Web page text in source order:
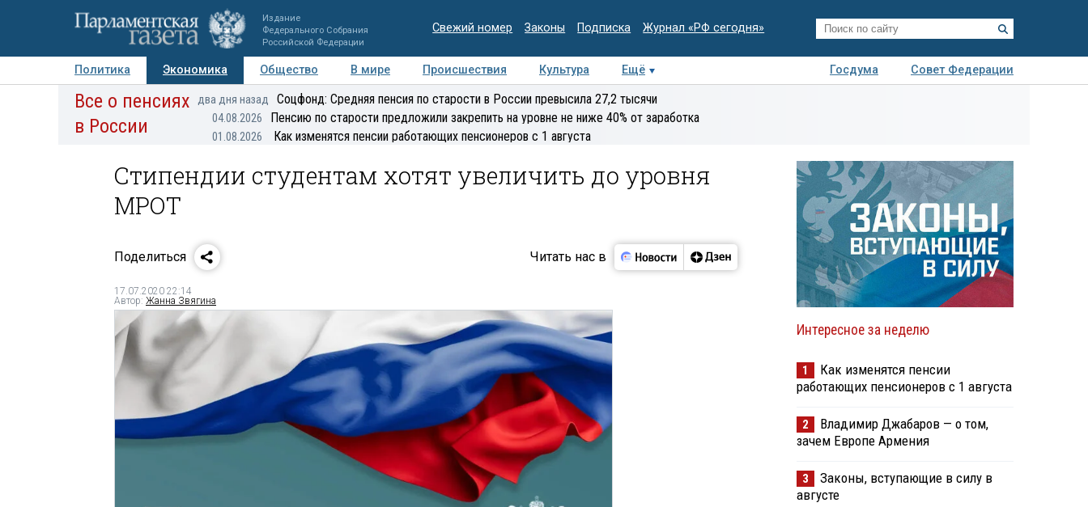
Издание
Федерального Собрания
Российской Федерации
Свежий номер Законы Подписка Журнал «РФ сегодня»
Политика Экономика Общество В мире Происшествия Культура Ещё Госдума
Совет Федерации
Авторы Персоны Мнения Регионы Медиацентр Интервью Колумнисты
Все о пенсиях
в России
два дня назад Соцфонд: Средняя пенсия по старости в России превысила 27,2 тысячи
04.08.2026 Пенсию по старости предложили закрепить на уровне не ниже 40% от заработка
01.08.2026 Как изменятся пенсии работающих пенсионеров с 1 августа
Стипендии студентам хотят увеличить до уровня
МРОТ
Поделиться Читать нас в
17.07.2020 22:14
Автор: Жанна Звягина
Интересное за неделю
1
Как изменятся пенсии
работающих пенсионеров с 1 августа
2
Владимир Джабаров — о том,
зачем Европе Армения
3
Законы, вступающие в силу в
августе